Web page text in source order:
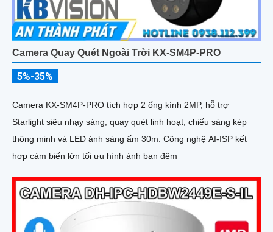
Camera Quay Quét Ngoài Trời KX-SM4P-PRO
5%-35%
Camera KX-SM4P-PRO tích hợp 2 ống kính 2MP, hỗ trợ
Starlight siêu nhạy sáng, quay quét linh hoạt, chiếu sáng kép
thông minh và LED ánh sáng ấm 30m. Công nghệ AI-ISP kết
hợp cảm biến lớn tối ưu hình ảnh ban đêm